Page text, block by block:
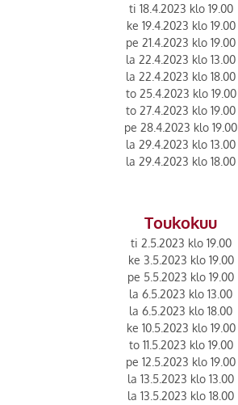
ti 18.4.2023 klo 19.00
ke 19.4.2023 klo 19.00
pe 21.4.2023 klo 19.00
la 22.4.2023 klo 13.00
la 22.4.2023 klo 18.00
to 25.4.2023 klo 19.00
to 27.4.2023 klo 19.00
pe 28.4.2023 klo 19.00
la 29.4.2023 klo 13.00
la 29.4.2023 klo 18.00
Toukokuu
ti 2.5.2023 klo 19.00
ke 3.5.2023 klo 19.00
pe 5.5.2023 klo 19.00
la 6.5.2023 klo 13.00
la 6.5.2023 klo 18.00
ke 10.5.2023 klo 19.00
to 11.5.2023 klo 19.00
pe 12.5.2023 klo 19.00
la 13.5.2023 klo 13.00
la 13.5.2023 klo 18.00